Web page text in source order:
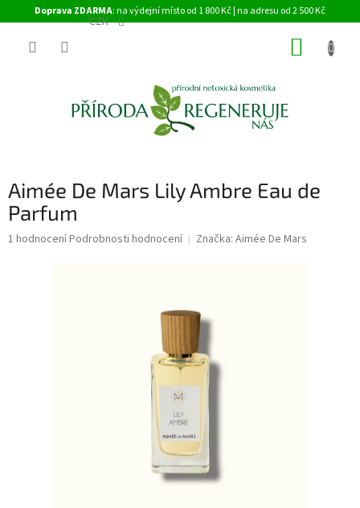
na
Doprava ZDARMA: na výdejní místo od 1 800 Kč | na adresu od 2 500 Kč
CZK
Aimée De Mars Lily Ambre Eau de
Parfum
Průměrné
1 hodnoceníPodrobnosti hodnocení Značka: Aimée De Mars